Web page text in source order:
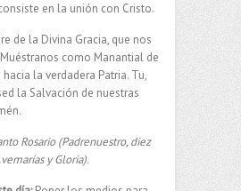
en la unión con Cristo.
de la Divina Gracia, que nos
como Manantial de
la verdadera Patria. Tu,
la Salvación de nuestras
Rosario (Padrenuestro, diez
y Gloria).